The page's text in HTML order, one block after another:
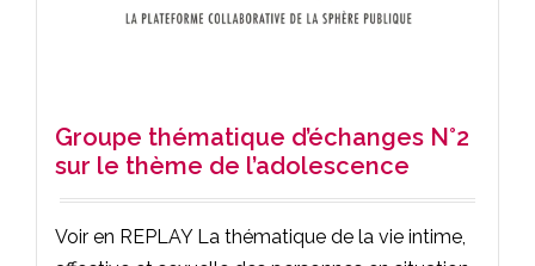
Groupe thématique d’échanges N°2
sur le thème de l’adolescence
Voir en REPLAY La thématique de la vie intime,